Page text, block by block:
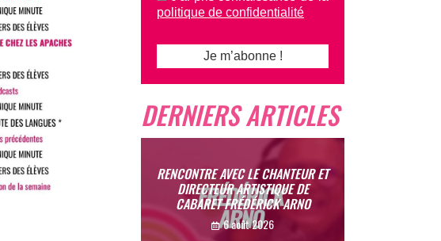
politique de confidentialité
DERNIERS ARTICLES
RENCONTRE AVEC LE CHANTEUR ET
DIRECTEUR ARTISTIQUE DE
CABARET FRÉDÉRICK ARNO
6 août 2026